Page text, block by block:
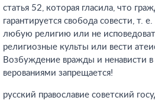
статья 52, которая гласила, что
гарантируется свобода совести, т.
любую религию или не
религиозные культы или вести
Возбуждение вражды и ненависти
верованиями запрещается!
русский православие советский